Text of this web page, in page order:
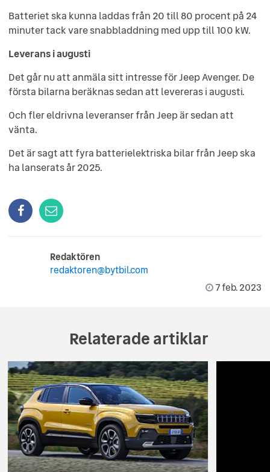
Batteriet ska kunna laddas från 20 till 80 procent på 24
minuter tack vare snabbladdning med upp till 100 kW.
Leverans i augusti
Det går nu att anmäla sitt intresse för Jeep Avenger. De
första bilarna beräknas sedan att levereras i augusti.
Och fler eldrivna leveranser från Jeep är sedan att
vänta.
Det är sagt att fyra batterielektriska bilar från Jeep ska
ha lanserats år 2025.
Redaktören
redaktoren@bytbil.com
7 feb. 2023
Relaterade artiklar